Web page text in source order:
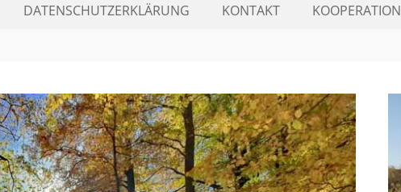
DATENSCHUTZERKLÄRUNG KONTAKT KOOPERATION